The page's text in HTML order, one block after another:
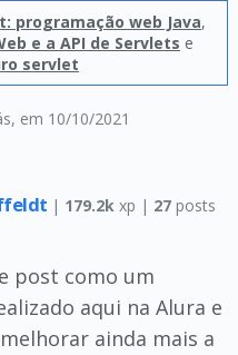
, em 10/10/2021
programação web Java,
e a API de Servlets e
servlet
| 179.2k xp | 27posts
post como um
aqui na Alura e
ainda mais a